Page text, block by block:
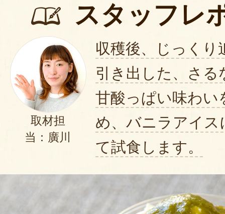
スタッフレ
取材担
当：廣川
収穫後、じっくり
引き出した、さる
甘酸っぱい味わい
め、バニラアイ
て試食します。